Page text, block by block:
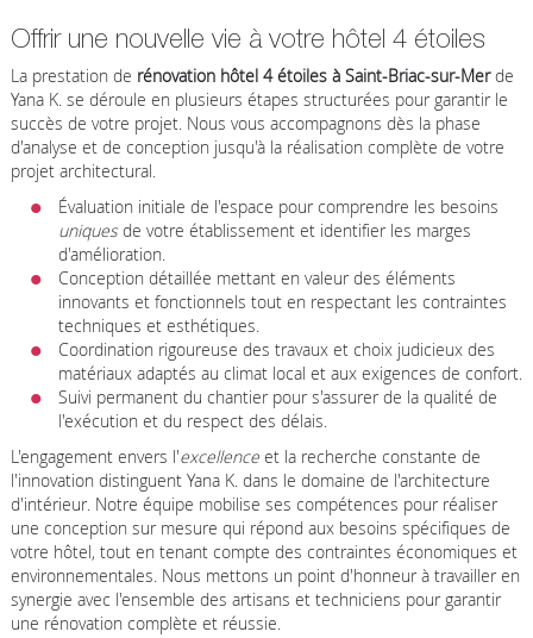
Offrir une nouvelle vie à votre hôtel 4 étoiles
La prestation de rénovation hôtel 4 étoiles à Saint-Briac-sur-Merde
Yana K. se déroule en plusieurs étapes structurées pour garantir le
succès de votre projet. Nous vous accompagnons dès la phase
d'analyse et de conception jusqu'à la réalisation complète de votre
projet architectural.
Évaluation initiale de l'espace pour comprendre les besoins
uniquesde votre établissement et identifier les marges
d'amélioration.
Conception détaillée mettant en valeur des éléments
innovants et fonctionnels tout en respectant les contraintes
techniques et esthétiques.
Coordination rigoureuse des travaux et choix judicieux des
matériaux adaptés au climat local et aux exigences de confort.
Suivi permanent du chantier pour s'assurer de la qualité de
l'exécution et du respect des délais.
L'engagement envers l'excellenceet la recherche constante de
l'innovation distinguent Yana K. dans le domaine de l'architecture
d'intérieur. Notre équipe mobilise ses compétences pour réaliser
une conception sur mesure qui répond aux besoins spécifiques de
votre hôtel, tout en tenant compte des contraintes économiques et
environnementales. Nous mettons un point d'honneur à travailler en
synergie avec l'ensemble des artisans et techniciens pour garantir
une rénovation complète et réussie.